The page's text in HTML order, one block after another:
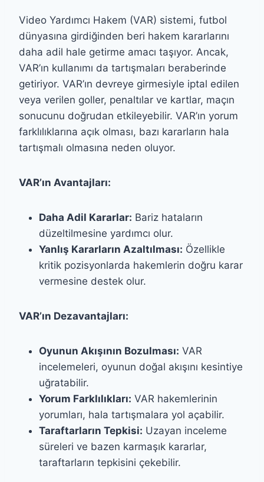
Video Yardımcı Hakem (VAR) sistemi, futbol
dünyasına girdiğinden beri hakem kararlarını
daha adil hale getirme amacı taşıyor. Ancak,
VAR’ın kullanımı da tartışmaları beraberinde
getiriyor. VAR’ın devreye girmesiyle iptal edilen
veya verilen goller, penaltılar ve kartlar, maçın
sonucunu doğrudan etkileyebilir. VAR’ın yorum
farklılıklarına açık olması, bazı kararların hala
tartışmalı olmasına neden oluyor.
VAR’ın Avantajları:
Daha Adil Kararlar: Bariz hataların
düzeltilmesine yardımcı olur.
Yanlış Kararların Azaltılması: Özellikle
kritik pozisyonlarda hakemlerin doğru karar
vermesine destek olur.
VAR’ın Dezavantajları:
Oyunun Akışının Bozulması: VAR
incelemeleri, oyunun doğal akışını kesintiye
uğratabilir.
Yorum Farklılıkları: VAR hakemlerinin
yorumları, hala tartışmalara yol açabilir.
Taraftarların Tepkisi: Uzayan inceleme
süreleri ve bazen karmaşık kararlar,
taraftarların tepkisini çekebilir.